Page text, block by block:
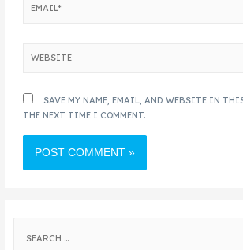
SAVE MY NAME, EMAIL, AND WEBSITE IN
THE NEXT TIME I COMMENT.